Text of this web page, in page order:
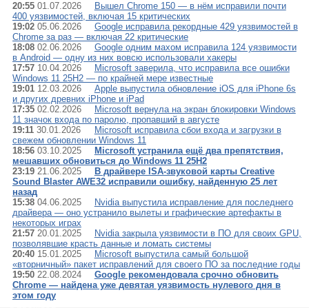
20:55 01.07.2026
Вышел Chrome 150 — в нём исправили почти
400 уязвимостей, включая 15 критических
19:02 05.06.2026
Google исправила рекордные 429 уязвимостей в
Chrome за раз — включая 22 критические
18:08 02.06.2026
Google одним махом исправила 124 уязвимости
в Android — одну из них вовсю использовали хакеры
17:57 10.04.2026
Microsoft заверила, что исправила все ошибки
Windows 11 25H2 — по крайней мере известные
19:01 12.03.2026
Apple выпустила обновление iOS для iPhone 6s
и других древних iPhone и iPad
17:35 02.02.2026
Microsoft вернула на экран блокировки Windows
11 значок входа по паролю, пропавший в августе
19:11 30.01.2026
Microsoft исправила сбои входа и загрузки в
свежем обновлении Windows 11
18:56 03.10.2025
Microsoft устранила ещё два препятствия,
мешавших обновиться до Windows 11 25H2
23:19 21.06.2025
В драйвере ISA-звуковой карты Creative
Sound Blaster AWE32 исправили ошибку, найденную 25 лет
назад
15:38 04.06.2025
Nvidia выпустила исправление для последнего
драйвера — оно устранило вылеты и графические артефакты в
некоторых играх
21:57 20.01.2025
Nvidia закрыла уязвимости в ПО для своих GPU,
позволявшие красть данные и ломать системы
20:40 15.01.2025
Microsoft выпустила самый большой
«вторничный» пакет исправлений для своего ПО за последние годы
19:50 22.08.2024
Google рекомендовала срочно обновить
Chrome — найдена уже девятая уязвимость нулевого дня в
этом году